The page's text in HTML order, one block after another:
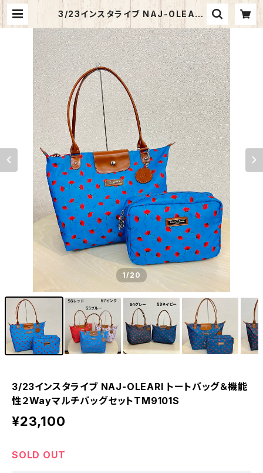
3/23インスタライブ NAJ-OLEARI
トートバッグ＆機能性２Wayマルチバ
ッグセットTM9101S | バリエ
1/20
3/23インスタライブ NAJ-OLEARI トートバッグ＆機能
性２WayマルチバッグセットTM9101S
¥23,100
SOLD OUT